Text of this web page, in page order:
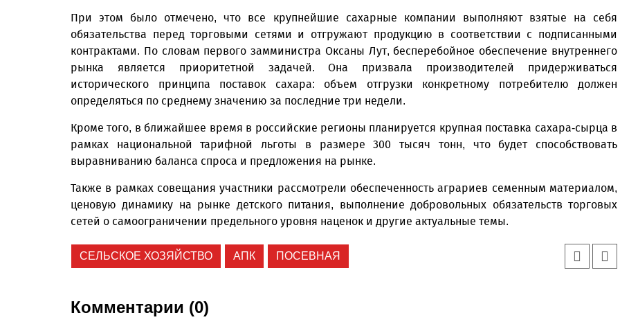
При этом было отмечено, что все крупнейшие сахарные компании выполняют взятые на себя
обязательства перед торговыми сетями и отгружают продукцию в соответствии с подписанными
контрактами. По словам первого замминистра Оксаны Лут, бесперебойное обеспечение внутреннего
рынка является приоритетной задачей. Она призвала производителей придерживаться
исторического принципа поставок сахара: объем отгрузки конкретному потребителю должен
определяться по среднему значению за последние три недели.
Кроме того, в ближайшее время в российские регионы планируется крупная поставка сахара-сырца в
рамках национальной тарифной льготы в размере 300 тысяч тонн, что будет способствовать
выравниванию баланса спроса и предложения на рынке.
Также в рамках совещания участники рассмотрели обеспеченность аграриев семенным материалом,
ценовую динамику на рынке детского питания, выполнение добровольных обязательств торговых
сетей о самоограничении предельного уровня наценок и другие актуальные темы.
СЕЛЬСКОЕ ХОЗЯЙСТВО АПК ПОСЕВНАЯ
Комментарии (0)
главный
редактор
Мы рады приветствовать вас
на обновленном Интернет-
придется вам по душе, и вы
обязательно добавите его в